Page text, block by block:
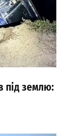
під землю: